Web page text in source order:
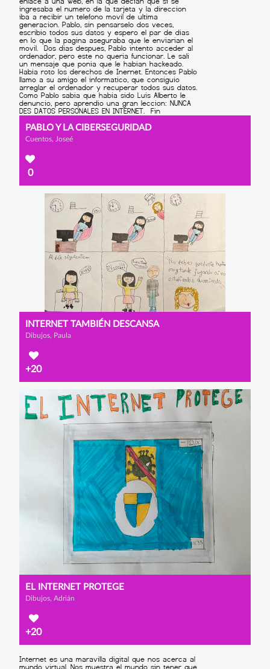
PABLO Y LA CIBERSEGURIDAD
Cuentos, Joseé
0
INTERNET TAMBIÉN DESCANSA
Dibujos, Paula
+20
EL INTERNET PROTEGE
Dibujos, Adrián
+20